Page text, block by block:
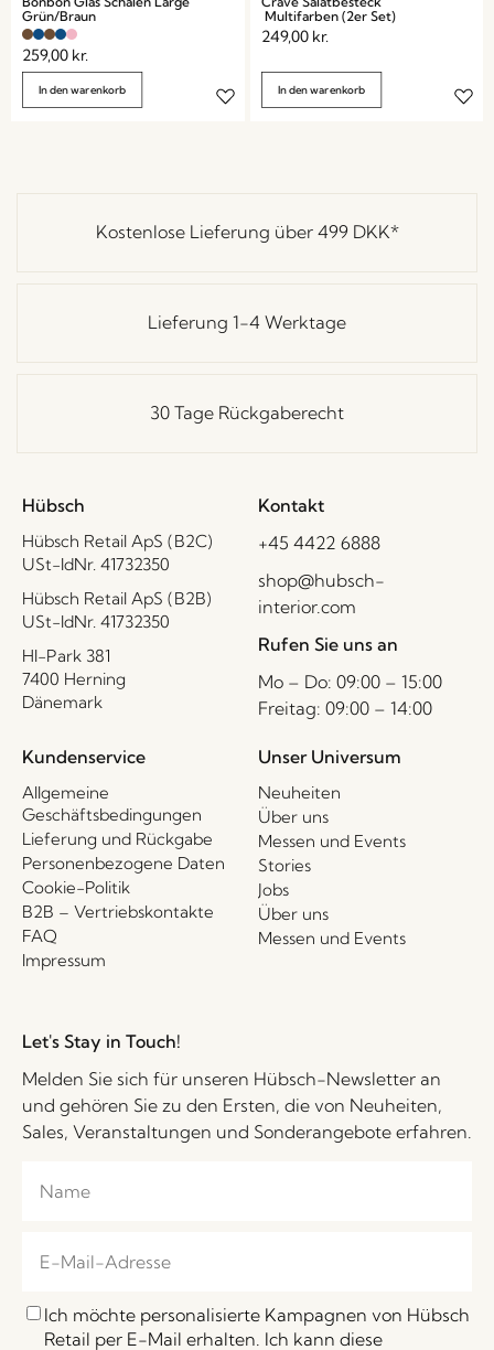
Grün/Braun
259,00 kr.
In den warenkorb
Multifarben (2er Set)
249,00 kr.
In den warenkorb
Kostenlose Lieferung über 499 DKK*
Lieferung 1-4 Werktage
30 Tage Rückgaberecht
Hübsch
Hübsch Retail ApS (B2C)
USt-IdNr. 41732350
Hübsch Retail ApS (B2B)
USt-IdNr. 41732350
HI-Park 381
7400 Herning
Dänemark
Kontakt
+45 4422 6888
shop@hubsch-
interior.com
Rufen Sie uns an
Mo – Do: 09:00 – 15:00
Freitag: 09:00 – 14:00
Kundenservice
Allgemeine
Geschäftsbedingungen
Lieferung und Rückgabe
Personenbezogene Daten
Cookie-Politik
B2B – Vertriebskontakte
FAQ
Impressum
Unser Universum
Neuheiten
Über uns
Messen und Events
Stories
Jobs
Über uns
Messen und Events
Let's Stay in Touch!
Melden Sie sich für unseren Hübsch-Newsletter an
und gehören Sie zu den Ersten, die von Neuheiten,
Sales, Veranstaltungen und Sonderangebote erfahren.
Ich möchte personalisierte Kampagnen von Hübsch
Retail per E-Mail erhalten. Ich kann diese